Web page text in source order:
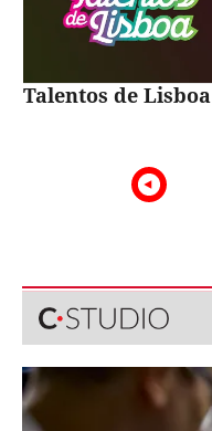
Talentos de Lisboa